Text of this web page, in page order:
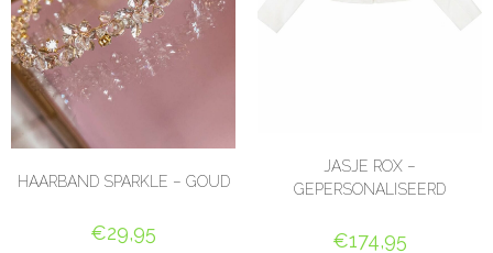
HAARBAND SPARKLE – GOUD
€29,95
JASJE ROX –
GEPERSONALISEERD
€174,95